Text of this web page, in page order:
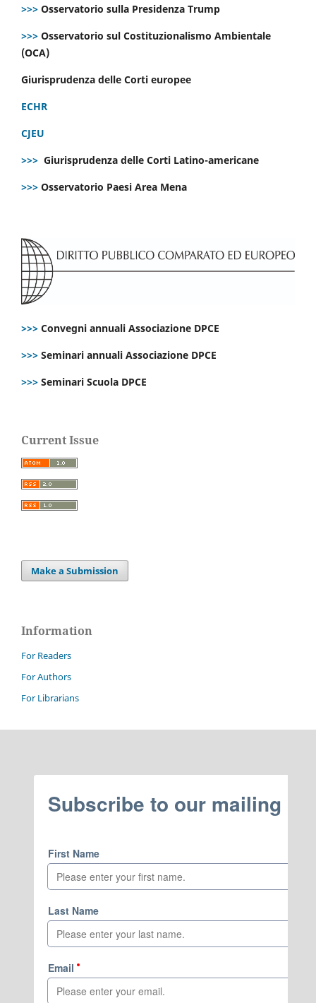
>>> Osservatorio sulla Presidenza Trump
>>> Osservatorio sul Costituzionalismo Ambientale
(OCA)
Giurisprudenza delle Corti europee
ECHR
CJEU
>>> Giurisprudenza delle Corti Latino-americane
>>> Osservatorio Paesi Area Mena
>>> Convegni annuali Associazione DPCE
>>> Seminari annuali Associazione DPCE
>>> Seminari Scuola DPCE
Current Issue
Make a Submission
Information
For Readers
For Authors
For Librarians